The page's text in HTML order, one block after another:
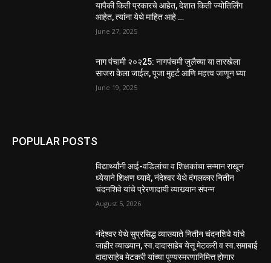
यापैकी किती प्रकारचे आहेत, देशात किती ज्योतिर्लिंग
आहेत, त्यांना येथे माहित आहे …
June 27, 2025
नाग पंचामी २०२25: नागपंचमी जुलैच्या या तारखेला
साजरा केला जाईल, पूजा मुहर्ट आणि महत्त्व जाणून घ्या
June 19, 2025
POPULAR POSTS
विद्यार्थ्यांनी आई-वडिलांचा व शिक्षकांचा सन्मान राखून
ध्येयाने शिक्षण घ्यावे, नंदेश्वर येथे दंगलकार नितीन
चंदनशिवे यांचे प्रेरणादायी व्याख्यान संपन्न
August 5, 2026
नंदेश्वर येथे सुप्रसिद्ध व्याख्याते नितीन चंदनशिवे यांचे
जाहीर व्याख्यान, स्व.दादासाहेब येसू मेटकरी व स्व.समाबाई
दादासाहेब मेटकरी यांच्या पुण्यस्मरणानिमित्त होणार